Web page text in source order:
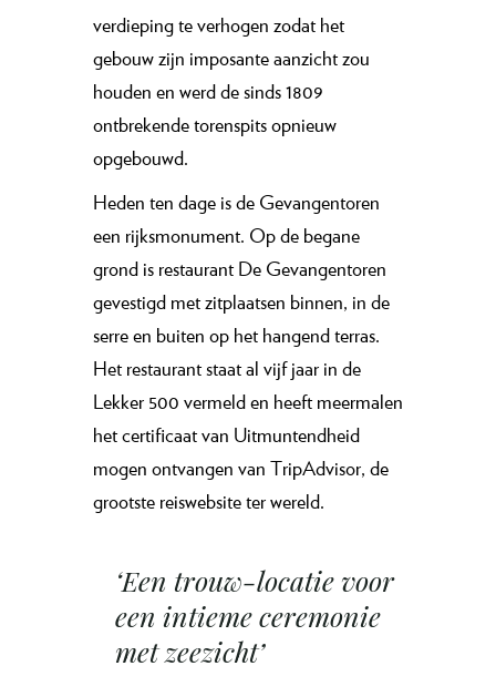
verdieping te verhogen zodat het
gebouw zijn imposante aanzicht zou
houden en werd de sinds 1809
ontbrekende torenspits opnieuw
opgebouwd.
Heden ten dage is de Gevangentoren
een rijksmonument. Op de begane
grond is restaurant De Gevangentoren
gevestigd met zitplaatsen binnen, in de
serre en buiten op het hangend terras.
Het restaurant staat al vijf jaar in de
Lekker 500 vermeld en heeft meermalen
het certificaat van Uitmuntendheid
mogen ontvangen van TripAdvisor, de
grootste reiswebsite ter wereld.
‘Een trouw-locatie voor
een intieme ceremonie
met zeezicht’